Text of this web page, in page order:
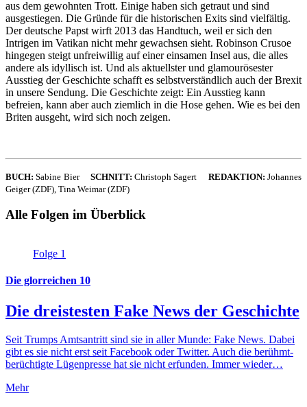
aus dem gewohnten Trott. Einige haben sich getraut und sind
ausgestiegen. Die Gründe für die historischen Exits sind vielfältig.
Der deutsche Papst wirft 2013 das Handtuch, weil er sich den
Intrigen im Vatikan nicht mehr gewachsen sieht. Robinson Crusoe
hingegen steigt unfreiwillig auf einer einsamen Insel aus, die alles
andere als idyllisch ist. Und als aktuellster und glamourösester
Ausstieg der Geschichte schafft es selbstverständlich auch der Brexit
in unsere Sendung. Die Geschichte zeigt: Ein Ausstieg kann
befreien, kann aber auch ziemlich in die Hose gehen. Wie es bei den
Briten ausgeht, wird sich noch zeigen.
BUCH: Sabine Bier SCHNITT: Christoph Sagert REDAKTION: Johannes
Geiger (ZDF), Tina Weimar (ZDF)
Alle Folgen im Überblick
Folge 1
Die glorreichen 10
Die dreistesten Fake News der Geschichte
Seit Trumps Amtsantritt sind sie in aller Munde: Fake News. Dabei
gibt es sie nicht erst seit Facebook oder Twitter. Auch die berühmt-
berüchtigte Lügenpresse hat sie nicht erfunden. Immer wieder…
Mehr